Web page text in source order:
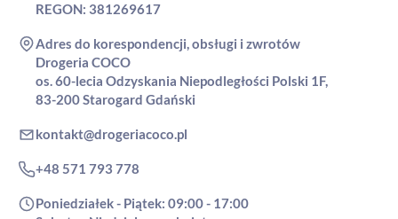
REGON: 381269617
Adres do korespondencji, obsługi i zwrotów
Drogeria COCO
os. 60-lecia Odzyskania Niepodległości Polski 1F,
83-200 Starogard Gdański
kontakt@drogeriacoco.pl
+48 571 793 778
Poniedziałek - Piątek: 09:00 - 17:00